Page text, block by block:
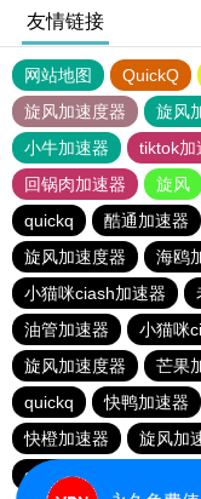
友情链接
网站地图 QuickQ
旋风加速度器
旋风
小牛加速器
tiktok加
回锅肉加速器
旋风
quickq
酷通加速器
旋风加速度器
海鸥
小猫咪ciash加速器
油管加速器
小猫咪
旋风加速度器
芒果
quickq
快鸭加速器
快橙加速器
旋风加
quickq